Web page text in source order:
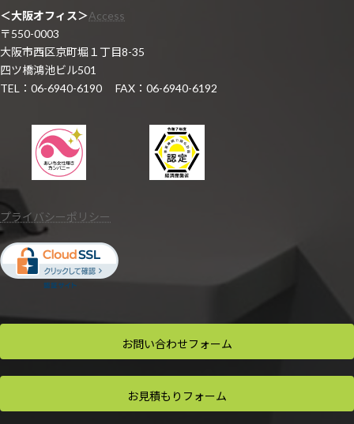
＜大阪オフィス＞Access
〒550-0003
大阪市西区京町堀１丁目8-35
四ツ橋鴻池ビル501
TEL：06-6940-6190 FAX：06-6940-6192
プライバシーポリシー
お問い合わせフォーム
お見積もり フォーム